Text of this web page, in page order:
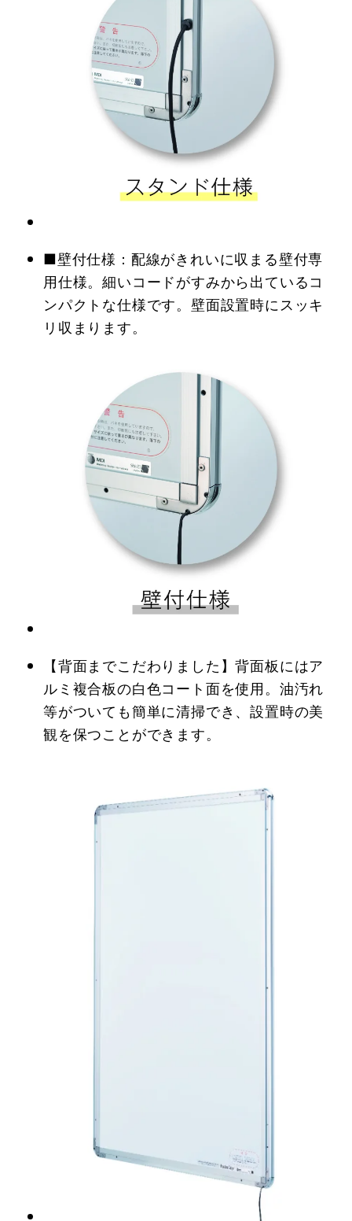
■壁付仕様：配線がきれいに収まる壁付専
用仕様。細いコードがすみから出ているコ
ンパクトな仕様です。壁面設置時にスッキ
リ収まります。
【背面までこだわりました】背面板にはア
ルミ複合板の白色コート面を使用。油汚れ
等がついても簡単に清掃でき、設置時の美
観を保つことができます。